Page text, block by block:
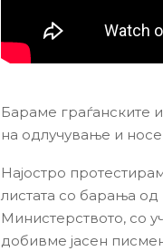
Бараме граѓанските
на одлучување и
Најостро
листата со барања од
Министерството, со
добивме јасен